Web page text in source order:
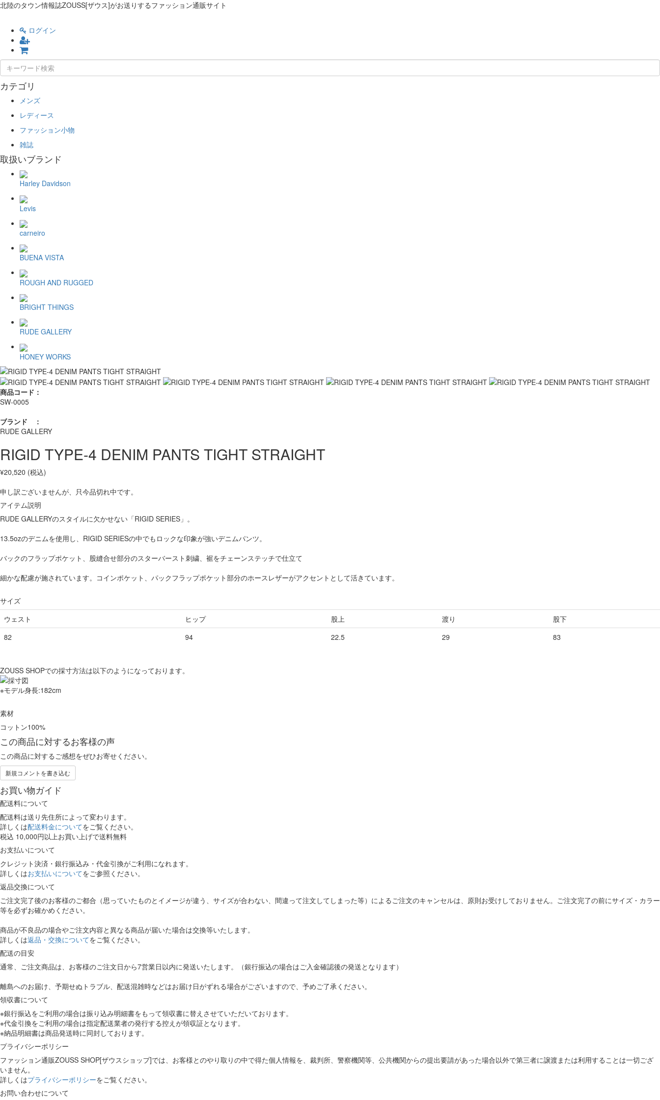
北陸のタウン情報誌ZOUSS[ザウス]がお送りするファッション通販サイト
ログイン
カテゴリ
メンズ
レディース
ファッション小物
雑誌
取扱いブランド
Harley Davidson
Levis
carneiro
BUENA VISTA
ROUGH AND RUGGED
BRIGHT THINGS
RUDE GALLERY
HONEY WORKS
商品コード：
SW-0005
ブランド ：
RUDE GALLERY
RIGID TYPE-4 DENIM PANTS TIGHT STRAIGHT
¥20,520 (税込)
申し訳ございませんが、只今品切れ中です。
アイテム説明
RUDE GALLERYのスタイルに欠かせない「RIGID SERIES」。
13.5ozのデニムを使用し、RIGID SERIESの中でもロックな印象が強いデニムパンツ。
バックのフラップポケット、股縫合せ部分のスターバースト刺繍、裾をチェーンステッチで仕立て
細かな配慮が施されています。コインポケット、パックフラップポケット部分のホースレザーがアクセントとして活きています。
サイズ
ウェスト
ヒップ 股上 渡り
股下
82
94 22.5 29 83
ZOUSS SHOPでの採寸方法は以下のようになっております。
※モデル身長:182cm
素材
コットン100%
この商品に対するお客様の声
この商品に対するご感想をぜひお寄せください。
新規コメントを書き込む
お買い物ガイド
配送料について
配送料は送り先住所によって変わります。
詳しくは配送料金についてをご覧ください。
税込 10,000円以上お買い上げで送料無料
お支払いについて
クレジット決済・銀行振込み・代金引換がご利用になれます。
詳しくはお支払いについてをご参照ください。
返品交換について
ご注文完了後のお客様のご都合（思っていたものとイメージが違う、サイズが合わない、間違って注文してしまった等）によるご注文のキャンセルは、原則お受けしておりません。ご注文完了の前にサイズ・カラー
等を必ずお確かめください。
商品が不良品の場合やご注文内容と異なる商品が届いた場合は交換等いたします。
詳しくは返品・交換についてをご覧ください。
配送の目安
通常、ご注文商品は、お客様のご注文日から7営業日以内に発送いたします。（銀行振込の場合はご入金確認後の発送となります）
離島へのお届け、予期せぬトラブル、配送混雑時などはお届け日がずれる場合がございますので、予めご了承ください。
領収書について
※銀行振込をご利用の場合は振り込み明細書をもって領収書に替えさせていただいております。
※代金引換をご利用の場合は指定配送業者の発行する控えが領収証となります。
※納品明細書は商品発送時に同封しております。
プライバシーポリシー
ファッション通販ZOUSS SHOP[ザウスショップ]では、お客様とのやり取りの中で得た個人情報を、裁判所、警察機関等、公共機関からの提出要請があった場合以外で第三者に譲渡または利用することは一切ござ
いません。
詳しくはプライバシーポリシーをご覧ください。
お問い合わせについて